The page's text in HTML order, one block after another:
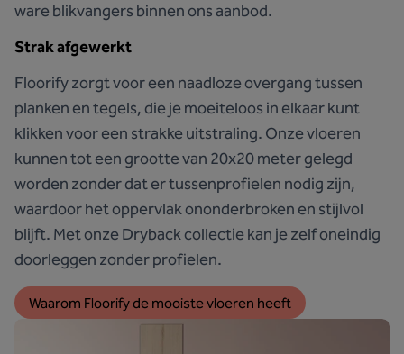
ware blikvangers binnen ons aanbod.
Strak afgewerkt
Floorify zorgt voor een naadloze overgang tussen
planken en tegels, die je moeiteloos in elkaar kunt
klikken voor een strakke uitstraling. Onze vloeren
kunnen tot een grootte van 20x20 meter gelegd
worden zonder dat er tussenprofielen nodig zijn,
waardoor het oppervlak ononderbroken en stijlvol
blijft. Met onze Dryback collectie kan je zelf oneindig
doorleggen zonder profielen.
Waarom Floorify de mooiste vloeren heeft